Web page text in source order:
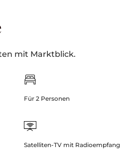
mit Marktblick.
Für 2 Personen
Satelliten-TV mit Radioempfang